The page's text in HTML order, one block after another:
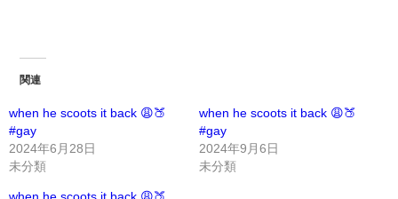
関連
when he scoots it back 😩🍑
#gay
2024年6月28日
未分類
when he scoots it back 😩🍑
#gay
2024年9月6日
未分類
when he scoots it back 😩🍑